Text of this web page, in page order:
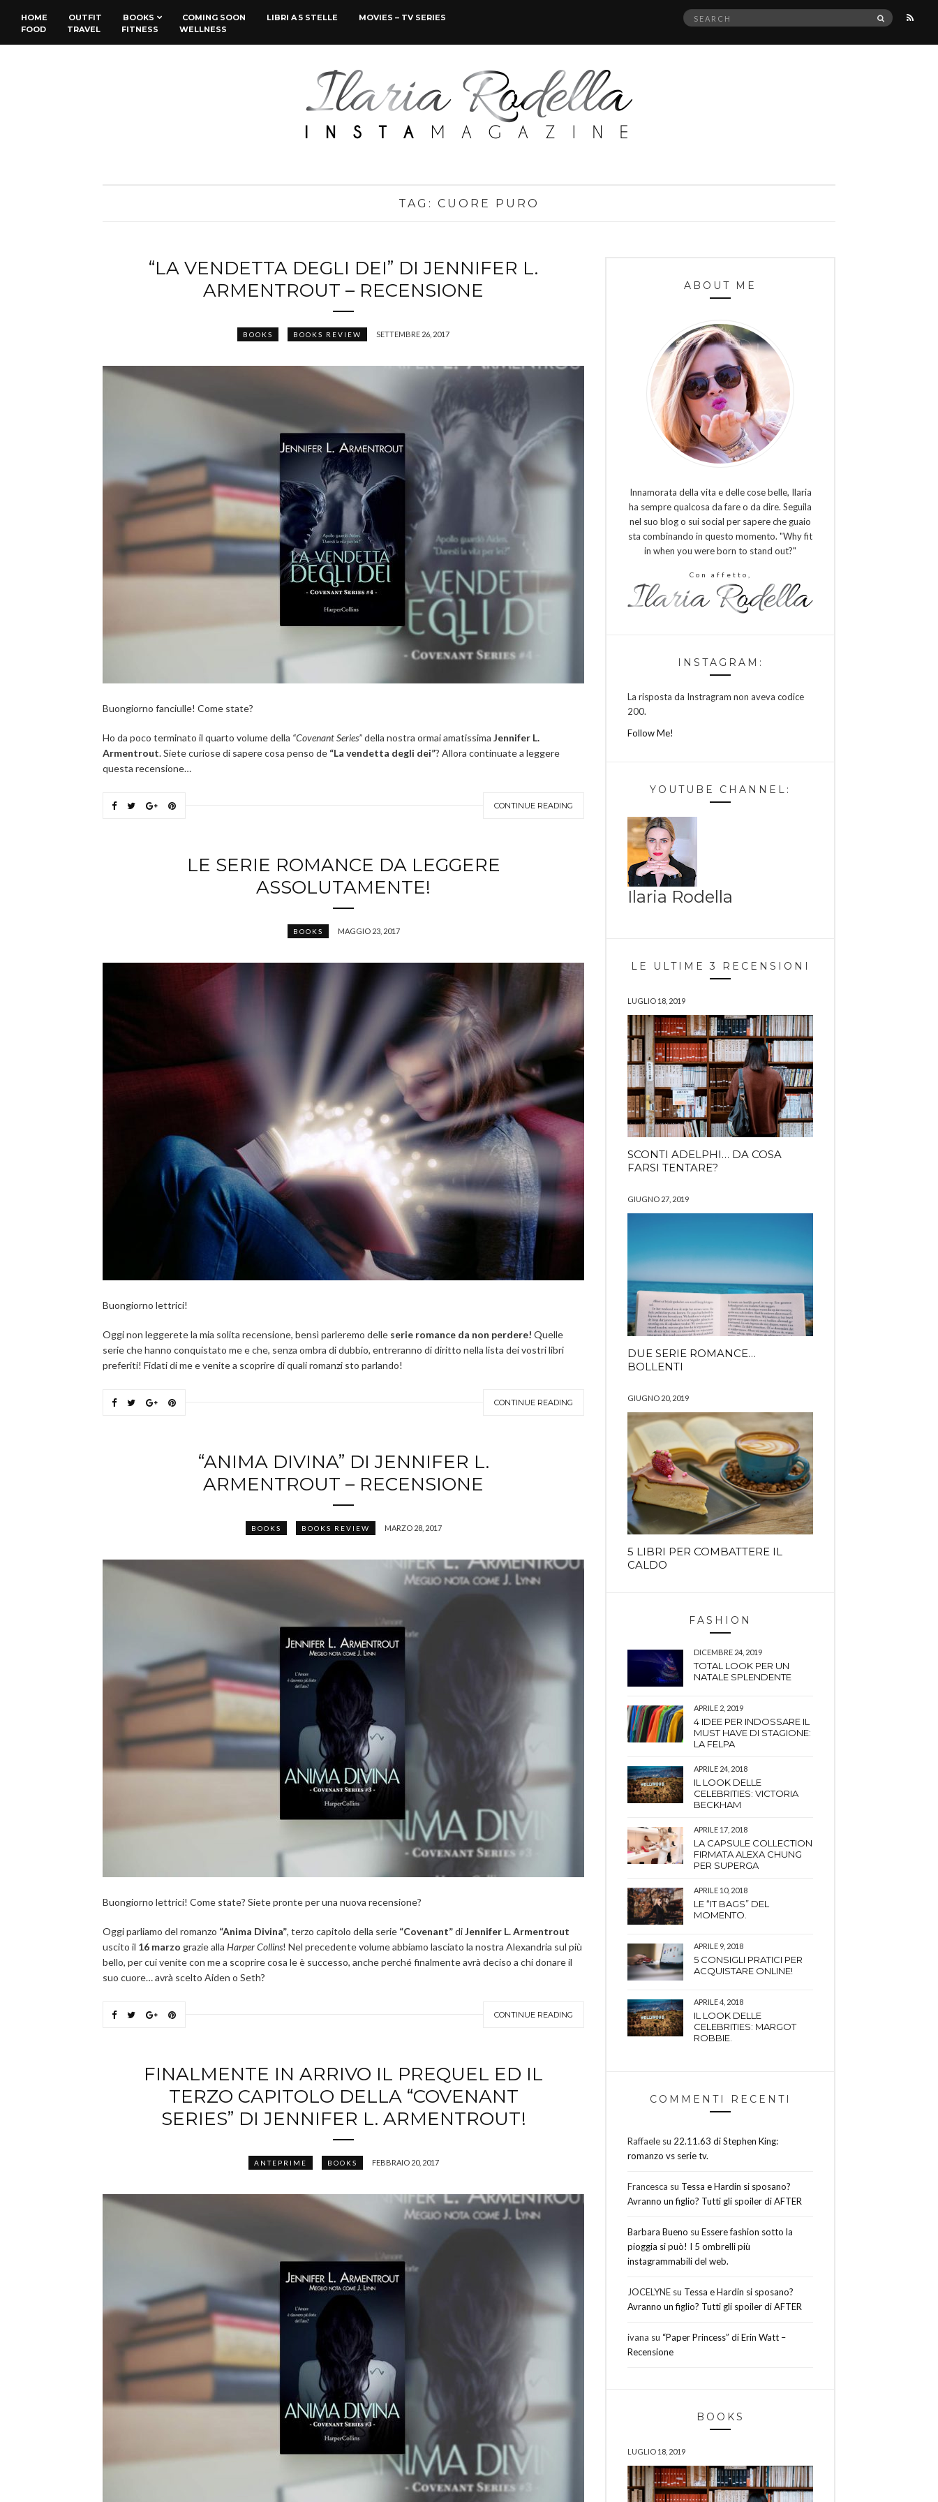
HOME OUTFIT BOOKS COMING SOON LIBRI A 5 STELLE
MOVIES – TV SERIES
FOOD
TRAVEL FITNESS WELLNESS
Search
SEARCH
TAG: CUORE PURO
“LA VENDETTA DEGLI DEI” DI JENNIFER L.
ARMENTROUT – RECENSIONE
BOOKS BOOKS REVIEW SETTEMBRE 26, 2017
Buongiorno fanciulle! Come state?
Ho da poco terminato il quarto volume della “Covenant Series”della nostra ormai amatissima Jennifer L.
Armentrout. Siete curiose di sapere cosa penso de “La vendetta degli dei”? Allora continuate a leggere
questa recensione…
CONTINUE READING
LE SERIE ROMANCE DA LEGGERE
ASSOLUTAMENTE!
BOOKS MAGGIO 23, 2017
Buongiorno lettrici!
Oggi non leggerete la mia solita recensione, bensì parleremo delle serie romance da non perdere! Quelle
serie che hanno conquistato me e che, senza ombra di dubbio, entreranno di diritto nella lista dei vostri libri
preferiti! Fidati di me e venite a scoprire di quali romanzi sto parlando!
CONTINUE READING
“ANIMA DIVINA” DI JENNIFER L.
ARMENTROUT – RECENSIONE
BOOKS BOOKS REVIEW MARZO 28, 2017
Buongiorno lettrici! Come state? Siete pronte per una nuova recensione?
Oggi parliamo del romanzo “Anima Divina”, terzo capitolo della serie “Covenant”diJennifer L. Armentrout
uscito il 16 marzo grazie alla Harper Collins! Nel precedente volume abbiamo lasciato la nostra Alexandria sul più
bello, per cui venite con me a scoprire cosa le è successo, anche perché finalmente avrà deciso a chi donare il
suo cuore… avrà scelto Aiden o Seth?
CONTINUE READING
FINALMENTE IN ARRIVO IL PREQUEL ED IL
TERZO CAPITOLO DELLA “COVENANT
SERIES” DI JENNIFER L. ARMENTROUT!
ANTEPRIME BOOKS FEBBRAIO 20, 2017
ABOUT ME
Innamorata della vita e delle cose belle, Ilaria
ha sempre qualcosa da fare o da dire. Seguila
nel suo blog o sui social per sapere che guaio
sta combinando in questo momento. "Why fit
in when you were born to stand out?"
Con affetto,
INSTAGRAM:
La risposta da Instragram non aveva codice
200.
Follow Me!
YOUTUBE CHANNEL:
Ilaria Rodella
LE ULTIME 3 RECENSIONI
LUGLIO 18, 2019
SCONTI ADELPHI… DA COSA
FARSI TENTARE?
GIUGNO 27, 2019
DUE SERIE ROMANCE…
BOLLENTI
GIUGNO 20, 2019
5 LIBRI PER COMBATTERE IL
CALDO
FASHION
DICEMBRE 24, 2019
TOTAL LOOK PER UN
NATALE SPLENDENTE
APRILE 2, 2019
4 IDEE PER INDOSSARE IL
MUST HAVE DI STAGIONE:
LA FELPA
APRILE 24, 2018
IL LOOK DELLE
CELEBRITIES: VICTORIA
BECKHAM
APRILE 17, 2018
LA CAPSULE COLLECTION
FIRMATA ALEXA CHUNG
PER SUPERGA
APRILE 10, 2018
LE “IT BAGS” DEL
MOMENTO.
APRILE 9, 2018
5 CONSIGLI PRATICI PER
ACQUISTARE ONLINE!
APRILE 4, 2018
IL LOOK DELLE
CELEBRITIES: MARGOT
ROBBIE.
COMMENTI RECENTI
Raffaele su 22.11.63 di Stephen King:
romanzo vs serie tv.
Francesca su Tessa e Hardin si sposano?
Avranno un figlio? Tutti gli spoiler di AFTER
Barbara Bueno su Essere fashion sotto la
pioggia si può! I 5 ombrelli più
instagrammabili del web.
JOCELYNE su Tessa e Hardin si sposano?
Avranno un figlio? Tutti gli spoiler di AFTER
ivana su “Paper Princess” di Erin Watt –
Recensione
BOOKS
LUGLIO 18, 2019